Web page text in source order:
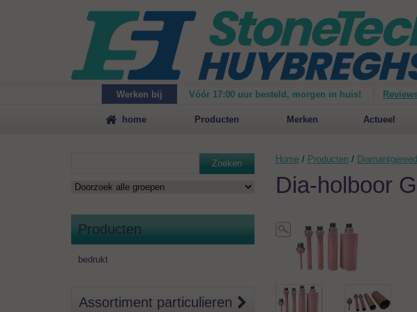
Werken bij Vóór 17:00 uur besteld, morgen in huis!
Maak
vrijblijvend een afspraak voor een demonstratie van de Mirage 1500
home Producten Merken Actueel
Zoeken
Producten
bedrukt
Assortiment particulieren
Home / Producten/
Dia-holboor